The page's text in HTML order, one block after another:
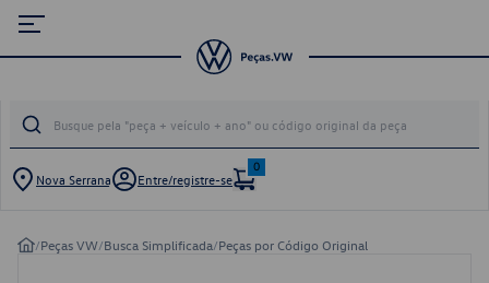
Nova Serrana Entre/registre-se
0
/Peças VW/Busca Simplificada/Peças por Código Original